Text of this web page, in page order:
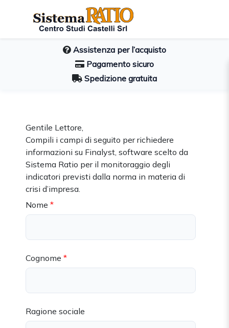
Assistenza per l’acquisto
Pagamento sicuro
Spedizione gratuita
Gentile Lettore,
Compili i campi di seguito per richiedere
informazioni su Finalyst, software scelto da
Sistema Ratio per il monitoraggio degli
indicatori previsti dalla norma in materia di
crisi d’impresa.
Nome
Cognome
Ragione sociale